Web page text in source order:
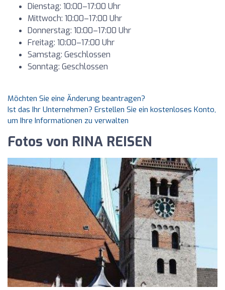
Dienstag: 10:00–17:00 Uhr
Mittwoch: 10:00–17:00 Uhr
Donnerstag: 10:00–17:00 Uhr
Freitag: 10:00–17:00 Uhr
Samstag: Geschlossen
Sonntag: Geschlossen
Möchten Sie eine Änderung beantragen?
Ist das Ihr Unternehmen? Erstellen Sie ein kostenloses Konto,
um Ihre Informationen zu verwalten
Fotos von RINA REISEN